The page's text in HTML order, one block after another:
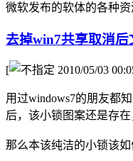
微软发布的软体的各种
去掉win7共享取消后
[ 2010/05/03
用过windows7的朋友都
后，该小锁图案还是存
那么本该纯洁的小锁该